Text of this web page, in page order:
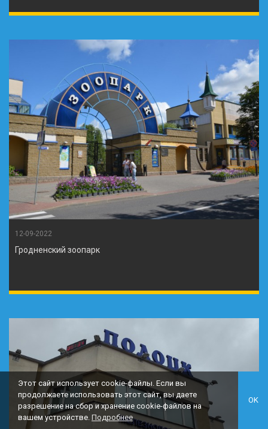
12-09-2022
Гродненский зоопарк
Этот сайт использует cookie-файлы. Если вы
продолжаете использовать этот сайт, вы даете
разрешение на сбор и хранение cookie-файлов на
вашем устройстве. Подробнее
OK